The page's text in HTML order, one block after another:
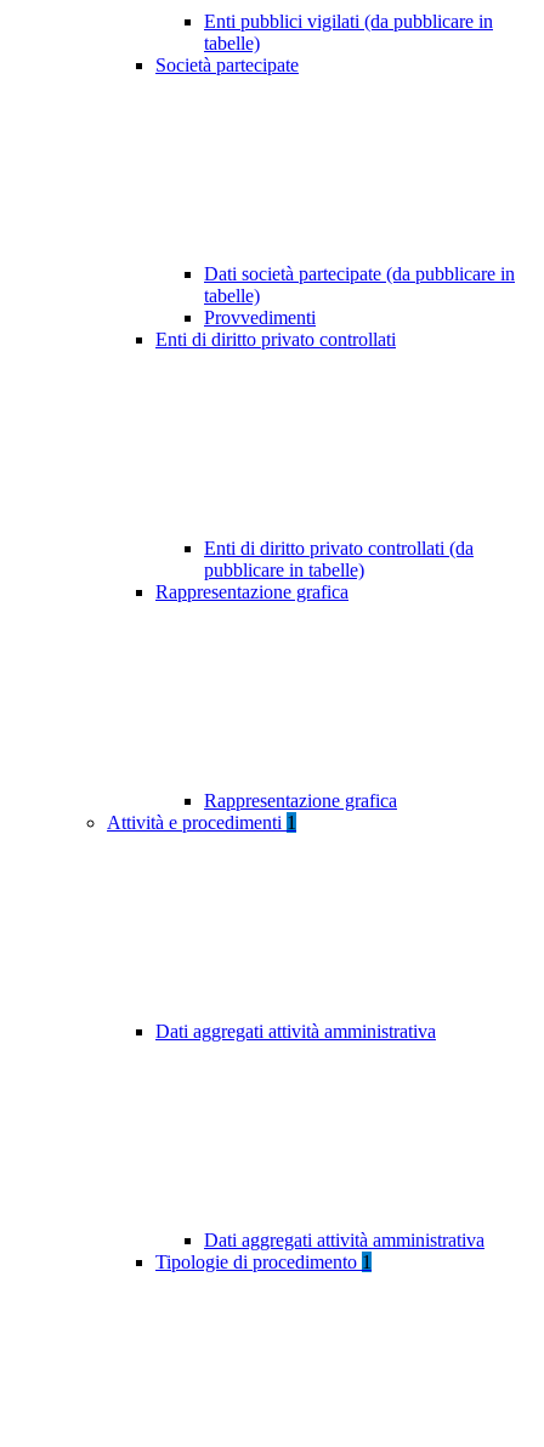
Enti pubblici vigilati (da pubblicare in
tabelle)
Società partecipate
Dati società partecipate (da pubblicare in
tabelle)
Provvedimenti
Enti di diritto privato controllati
Enti di diritto privato controllati (da
pubblicare in tabelle)
Rappresentazione grafica
Rappresentazione grafica
Attività e procedimenti 1
Dati aggregati attività amministrativa
Dati aggregati attività amministrativa
Tipologie di procedimento 1